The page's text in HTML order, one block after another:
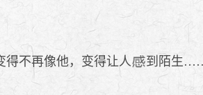
不再像他，变得让人 到陌生